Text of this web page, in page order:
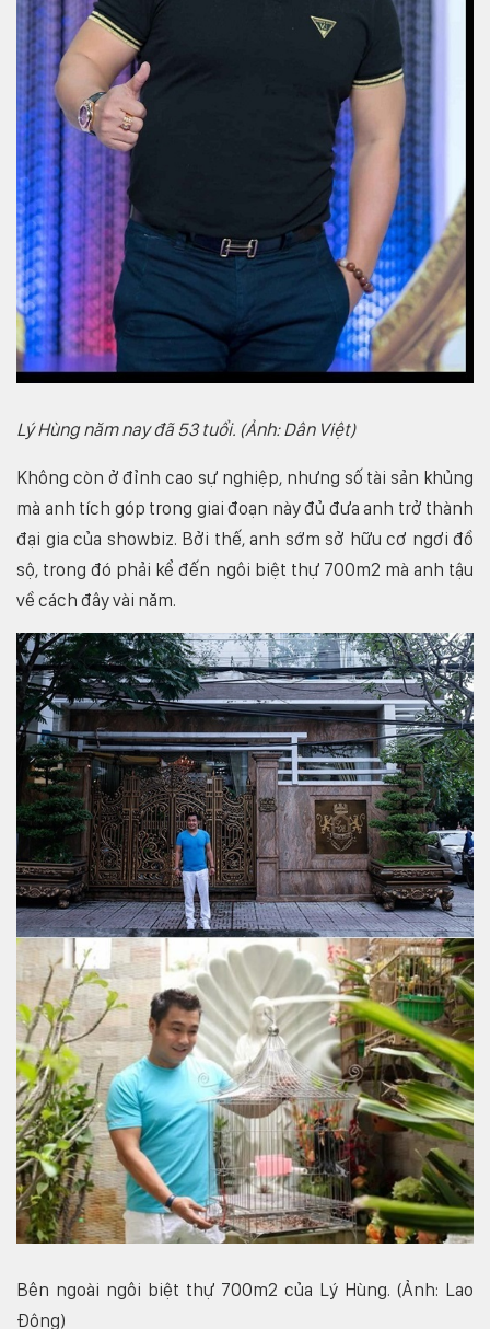
Lý Hùng năm nay đã 53 tuổi. (Ảnh: Dân Việt)
Không còn ở đỉnh cao sự nghiệp, nhưng số tài sản khủng
mà anh tích góp trong giai đoạn này đủ đưa anh trở thành
đại gia của showbiz. Bởi thế, anh sớm sở hữu cơ ngơi đồ
sộ, trong đó phải kể đến ngôi biệt thự 700m2 mà anh tậu
về cách đây vài năm.
Bên ngoài ngôi biệt thự 700m2 của Lý Hùng. (Ảnh: Lao
Động)